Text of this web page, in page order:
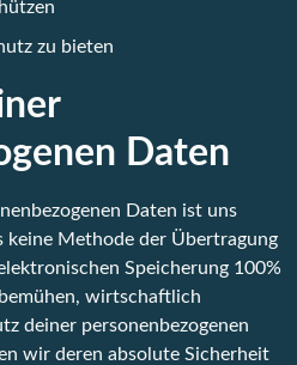
zu bieten
Daten
Daten ist uns
keine Methode der Übertragung
Speicherung 100%
wirtschaftlich
deiner personenbezogenen
wir deren absolute Sicherheit